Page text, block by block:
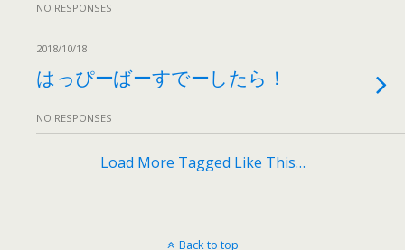
NO RESPONSES
2018/10/18
はっぴーばーすでーしたら！
NO RESPONSES
Load More Tagged Like This…
Back to top